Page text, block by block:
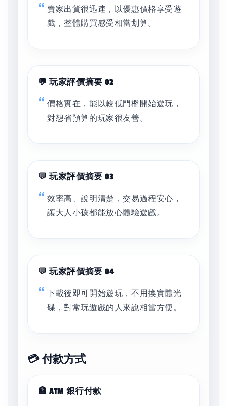
賣家出貨很迅速，以優惠價格享受遊
戲，整體購買感受相當划算。
💬 玩家評價摘要 02
價格實在，能以較低門檻開始遊玩，
對想省預算的玩家很友善。
💬 玩家評價摘要 03
效率高、說明清楚，交易過程安心，
讓大人小孩都能放心體驗遊戲。
💬 玩家評價摘要 04
下載後即可開始遊玩，不用換實體光
碟，對常玩遊戲的人來說相當方便。
💳 付款方式
🏦 ATM 銀行付款